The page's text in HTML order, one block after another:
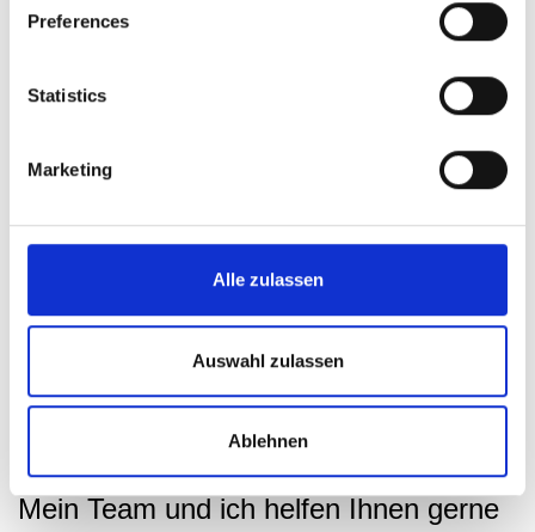
Preferences
Statistics
Marketing
Alle zulassen
Auswahl zulassen
Ablehnen
Mein Team und ich helfen Ihnen gerne